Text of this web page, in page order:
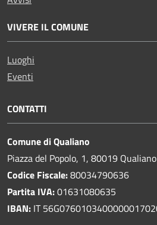
VIVERE IL COMUNE
Luoghi
Eventi
CONTATTI
Comune di Qualiano
Piazza del Popolo, 1, 80019
Codice Fiscale:80034790636
Partita IVA:01631080635
IBAN: IT